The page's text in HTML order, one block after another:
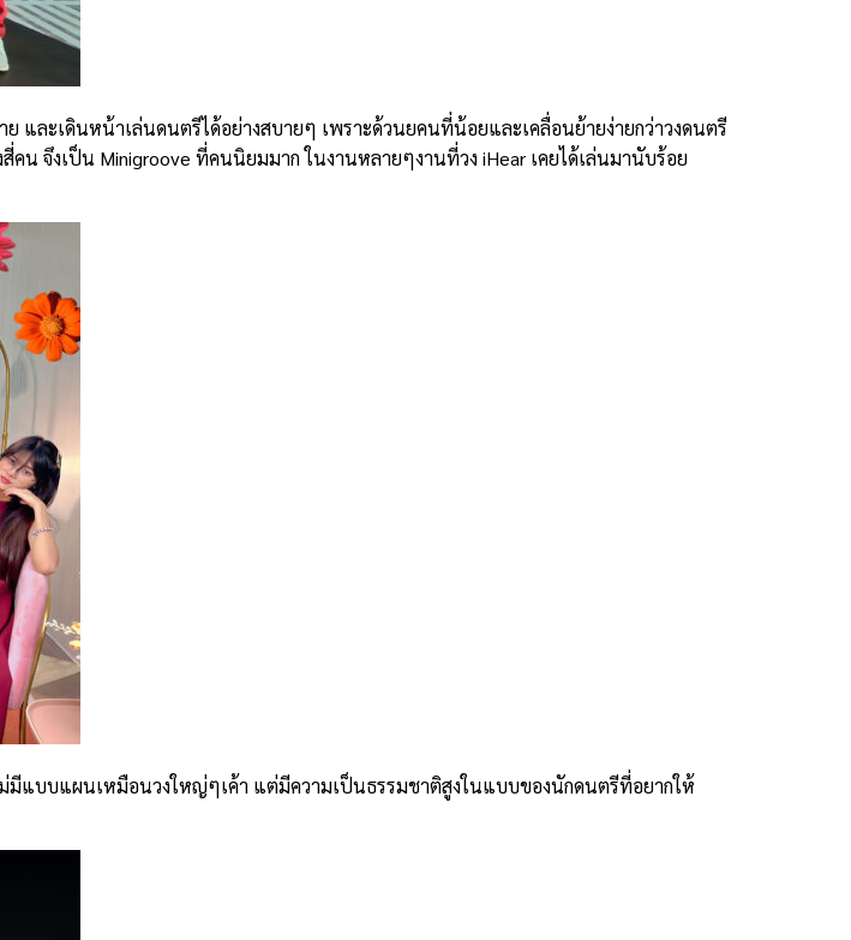
และเดินหน้าเล่นดนตรีได้อย่างสบายๆ เพราะด้วนยคนที่น้อยและเคลื่อนย้ายง่ายกว่าวงดนตรี
น จึงเป็น Minigroove ที่คนนิยมมาก ในงานหลายๆงานที่วง iHear เคยได้เล่นมานับร้อย
แบบแผนเหมือนวงใหญ่ๆเค้า แต่มีความเป็นธรรมชาติสูงในแบบของนักดนตรีที่อยากให้